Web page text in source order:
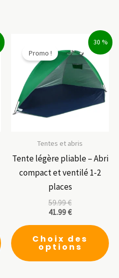
produit
30 %
Promo !
Tentes et abris
Tente légère pliable – Abri
compact et ventilé 1-2
places
59.99€
41.99€
Choix des
options